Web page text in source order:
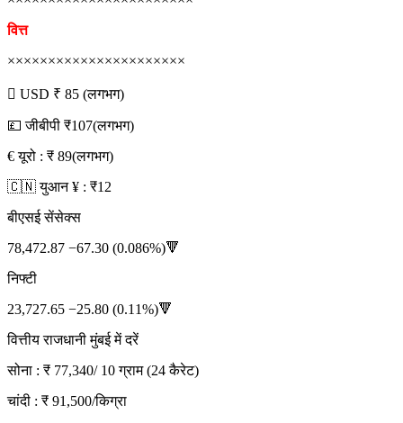
वित्त
××××××××××××××××××××××
 USD ₹ 85 (लगभग)
💷 जीबीपी ₹107(लगभग)
€ यूरो : ₹ 89(लगभग)
🇨🇳 युआन ¥ : ₹12
बीएसई सेंसेक्स
78,472.87 −67.30 (0.086%)🔻
निफ्टी
23,727.65 −25.80 (0.11%)🔻
वित्तीय राजधानी मुंबई में दरें
सोना : ₹ 77,340/ 10 ग्राम (24 कैरेट)
चांदी : ₹ 91,500/किग्रा